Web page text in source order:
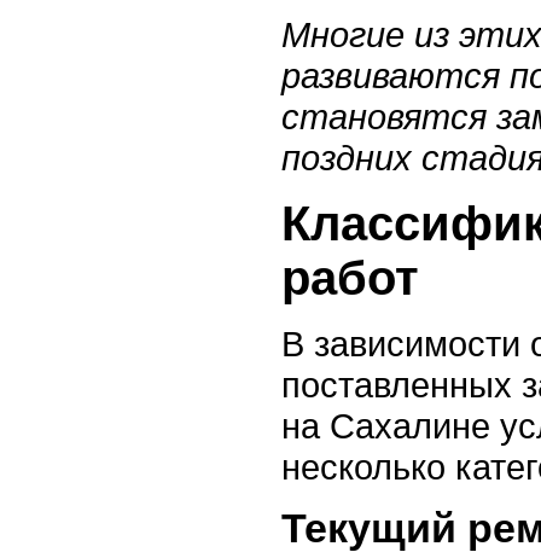
Многие из
развиваются
становятся
поздних
работ
В зависимости
поставленных
на Сахалине
несколько
Текущий